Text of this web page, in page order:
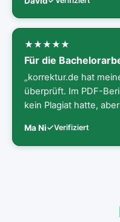
Für die
„korrektur.de hat
überprüft. Im PDF-
kein Plagiat hatte,
Ma Ni Verifiziert